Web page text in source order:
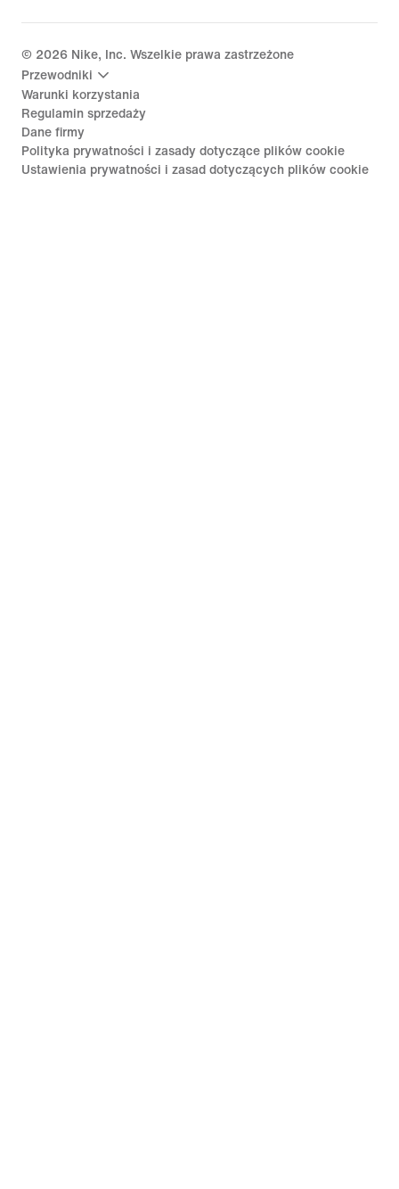
© 2026 Nike, Inc. Wszelkie prawa zastrzeżone
Przewodniki
Warunki korzystania
Regulamin sprzedaży
Dane firmy
Polityka prywatności i zasady dotyczące plików cookie
Ustawienia prywatności i zasad dotyczących plików cookie